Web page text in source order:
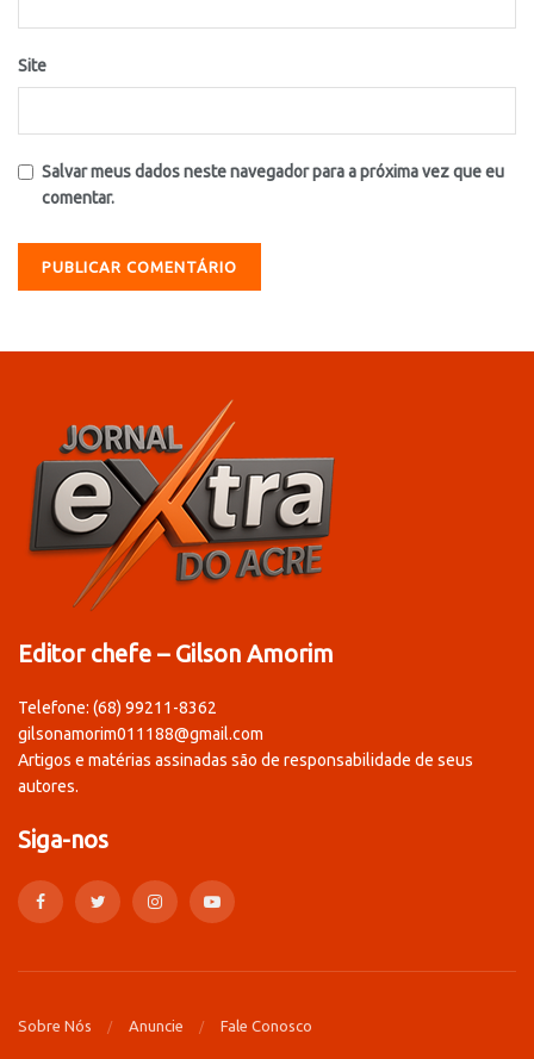
Site
Salvar meus dados neste navegador para a próxima vez que eu
comentar.
Editor chefe – Gilson Amorim
Telefone: (68) 99211-8362
gilsonamorim011188@gmail.com
Artigos e matérias assinadas são de responsabilidade de seus
autores.
Siga-nos
Sobre Nós Anuncie Fale Conosco